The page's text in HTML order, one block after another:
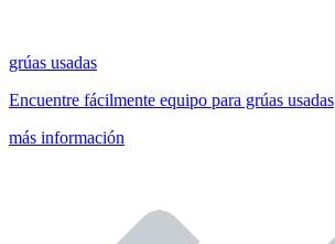
grúas usadas
Encuentre fácilmente equipo para grúas usadas
más información